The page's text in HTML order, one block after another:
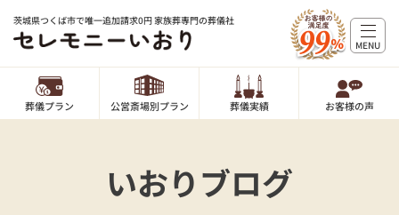
茨城県つくば市で唯一追加請求0円 家族葬専門の葬儀社
葬儀プラン 公営斎場別プラン 葬儀実績 お客様の声
MENU
いおりブログ